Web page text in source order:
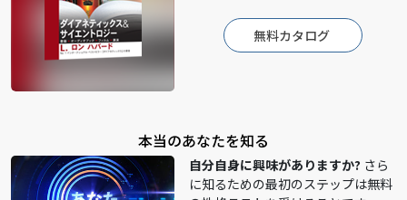
無料カタログ
本当のあなたを知る
自分自身に興味がありますか? さら
に知るための最初のステップは無料